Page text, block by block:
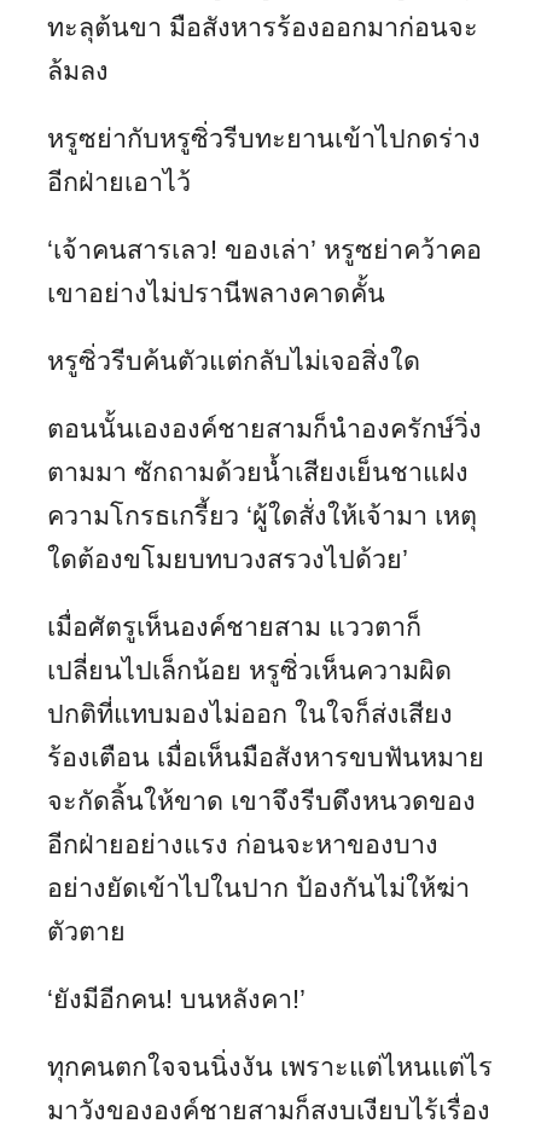
ทะลุต้นขา มือสังหารร้องออกมาก่อนจะ
ล้มลง
หรูซย่ากับหรูซิ่วรีบทะยานเข้าไปกดร่าง
อีกฝ่ายเอาไว้
‘เจ้าคนสารเลว! ของเล่า’ หรูซย่าคว้าคอ
เขาอย่างไม่ปรานีพลางคาดคั้น
หรูซิ่วรีบค้นตัวแต่กลับไม่เจอสิ่งใด
ตอนนั้นเององค์ชายสามก็นำองครักษ์วิ่ง
ตามมา ซักถามด้วยน้ำเสียงเย็นชาแฝง
ความโกรธเกรี้ยว ‘ผู้ใดสั่งให้เจ้ามา เหตุ
ใดต้องขโมยบทบวงสรวงไปด้วย’
เมื่อศัตรูเห็นองค์ชายสาม แววตาก็
เปลี่ยนไปเล็กน้อย หรูซิ่วเห็นความผิด
ปกติที่แทบมองไม่ออก ในใจก็ส่งเสียง
ร้องเตือน เมื่อเห็นมือสังหารขบฟันหมาย
จะกัดลิ้นให้ขาด เขาจึงรีบดึงหนวดของ
อีกฝ่ายอย่างแรง ก่อนจะหาของบาง
อย่างยัดเข้าไปในปาก ป้องกันไม่ให้ฆ่า
ตัวตาย
‘ยังมีอีกคน! บนหลังคา!’
ทุกคนตกใจจนนิ่งงัน เพราะแต่ไหนแต่ไร
มาวังขององค์ชายสามก็สงบเงียบไร้เรื่อง